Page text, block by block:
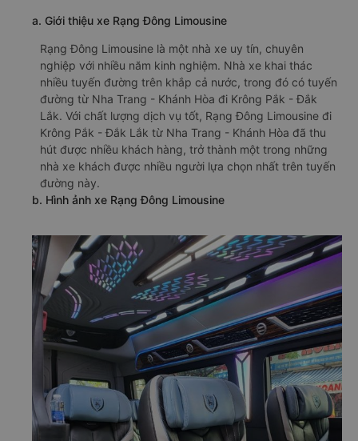
a. Giới thiệu xe Rạng Đông Limousine
Rạng Đông Limousine là một nhà xe uy tín, chuyên
nghiệp với nhiều năm kinh nghiệm. Nhà xe khai thác
nhiều tuyến đường trên khắp cả nước, trong đó có tuyến
đường từ Nha Trang - Khánh Hòa đi Krông Pắk - Đắk
Lắk. Với chất lượng dịch vụ tốt, Rạng Đông Limousine đi
Krông Pắk - Đắk Lắk từ Nha Trang - Khánh Hòa đã thu
hút được nhiều khách hàng, trở thành một trong những
nhà xe khách được nhiều người lựa chọn nhất trên tuyến
đường này.
b. Hình ảnh xe Rạng Đông Limousine